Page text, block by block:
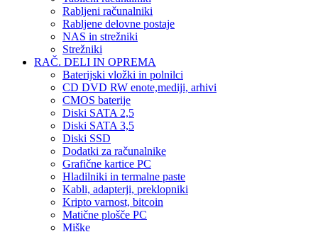
Rabljeni računalniki
Rabljene delovne postaje
NAS in strežniki
Strežniki
RAČ. DELI IN OPREMA
Baterijski vložki in polnilci
CD DVD RW enote,mediji, arhivi
CMOS baterije
Diski SATA 2,5
Diski SATA 3,5
Diski SSD
Dodatki za računalnike
Grafične kartice PC
Hladilniki in termalne paste
Kabli, adapterji, preklopniki
Kripto varnost, bitcoin
Matične plošče PC
Miške